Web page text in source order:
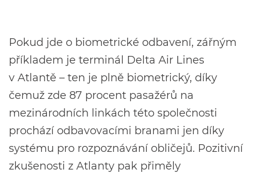
Pokud jde o biometrické odbavení, zářným
příkladem je terminál Delta Air Lines
v Atlantě – ten je plně biometrický, díky
čemuž zde 87 procent pasažérů na
mezinárodních linkách této společnosti
prochází odbavovacími branami jen díky
systému pro rozpoznávání obličejů. Pozitivní
zkušenosti z Atlanty pak přiměly